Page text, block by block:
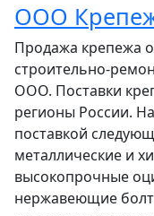
ООО
Продажа крепежа
строительно-
ООО. Поставки
регионы России.
поставкой
металлические и
высокопрочные
нержавеющие